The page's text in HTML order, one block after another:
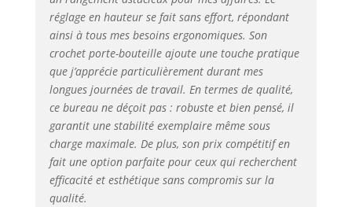
bureau offre stabilité
et durabilité pour tous
vos essentiels de
travail. Vous pouvez
compter sur lui pour
supporter votre
équipement et fournir
un espace de travail
fiable pendant des
années. COMMANDE
MÉMOIRE SANS
SOUDURE - Le
réglage en hauteur se fait sans effort, répondant
ainsi à tous mes besoins ergonomiques. Son
crochet porte-bouteille ajoute une touche pratique
que j’apprécie particulièrement durant mes
longues journées de travail. En termes de qualité,
ce bureau ne déçoit pas : robuste et bien pensé, il
garantit une stabilité exemplaire même sous
charge maximale. De plus, son prix compétitif en
fait une option parfaite pour ceux qui recherchent
efficacité et esthétique sans compromis sur la
qualité.